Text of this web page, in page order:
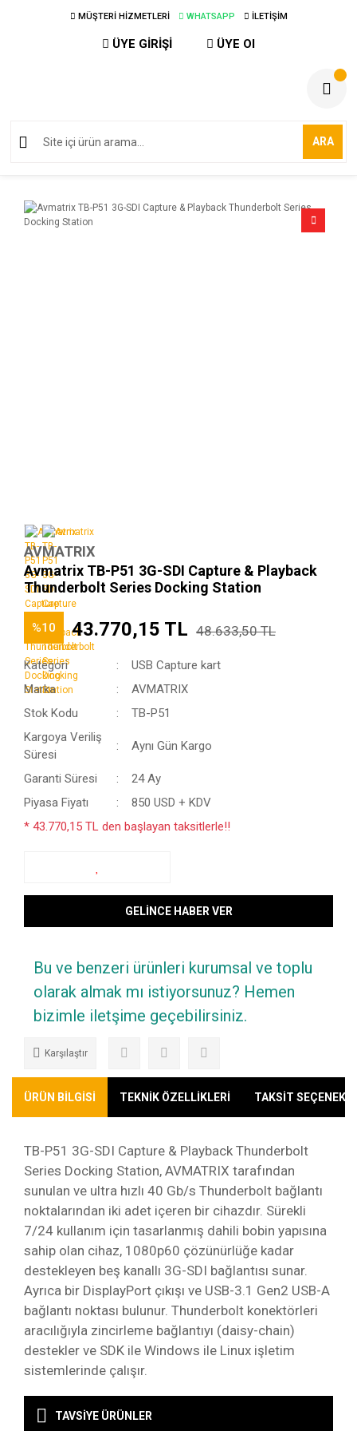
MÜŞTERİ HİZMETLERİ WHATSAPP İLETİŞİM
ÜYE GİRİŞİ ÜYE Ol
ARA
AVMATRIX
Avmatrix TB-P51 3G-SDI Capture & Playback
Thunderbolt Series Docking Station
%10 43.770,15 TL 48.633,50 TL
Kategori
USB Capture kart
Marka
AVMATRIX
Stok Kodu
TB-P51
Kargoya Veriliş
Süresi
Aynı Gün Kargo
Garanti Süresi
24 Ay
Piyasa Fiyatı
850 USD + KDV
* 43.770,15 TL den başlayan taksitlerle!!
GELİNCE HABER VER
Bu ve benzeri ürünleri kurumsal ve toplu
olarak almak mı istiyorsunuz? Hemen
bizimle iletşime geçebilirsiniz.
Karşılaştır
ÜRÜN BİLGİSİ TEKNİK ÖZELLİKLERİ TAKSİT
TB-P51 3G-SDI Capture & Playback Thunderbolt
Series Docking Station, AVMATRIX tarafından
sunulan ve ultra hızlı 40 Gb/s Thunderbolt bağlantı
noktalarından iki adet içeren bir cihazdır. Sürekli
7/24 kullanım için tasarlanmış dahili bobin yapısına
sahip olan cihaz, 1080p60 çözünürlüğe kadar
destekleyen beş kanallı 3G-SDI bağlantısı sunar.
Ayrıca bir DisplayPort çıkışı ve USB-3.1 Gen2 USB-A
bağlantı noktası bulunur. Thunderbolt konektörleri
aracılığıyla zincirleme bağlantıyı (daisy-chain)
destekler ve SDK ile Windows ile Linux işletim
sistemlerinde çalışır.
Teknik Özellikler:
Kargoya Veriliş Süresi
TAVSİYE ÜRÜNLER